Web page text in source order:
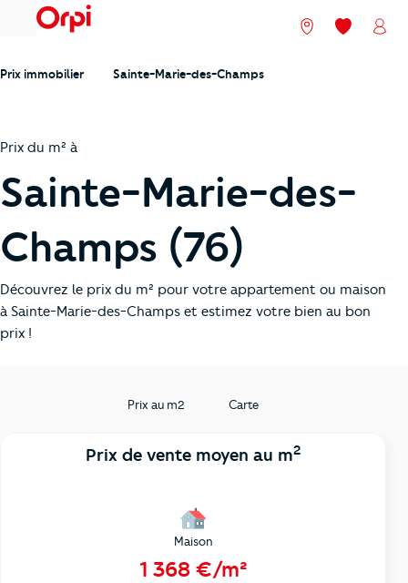
menu Nos agences
Mes
Prix immobilier Sainte-Marie-des-Champs
Prix du m² à
Sainte-Marie-des-
Champs (76)
Découvrez le prix du m² pour votre appartement ou maison
à Sainte-Marie-des-Champs et estimez votre bien au bon
prix !
Prix au m2 Carte
Prix de vente moyen au m2
Maison
1 368 €/m²